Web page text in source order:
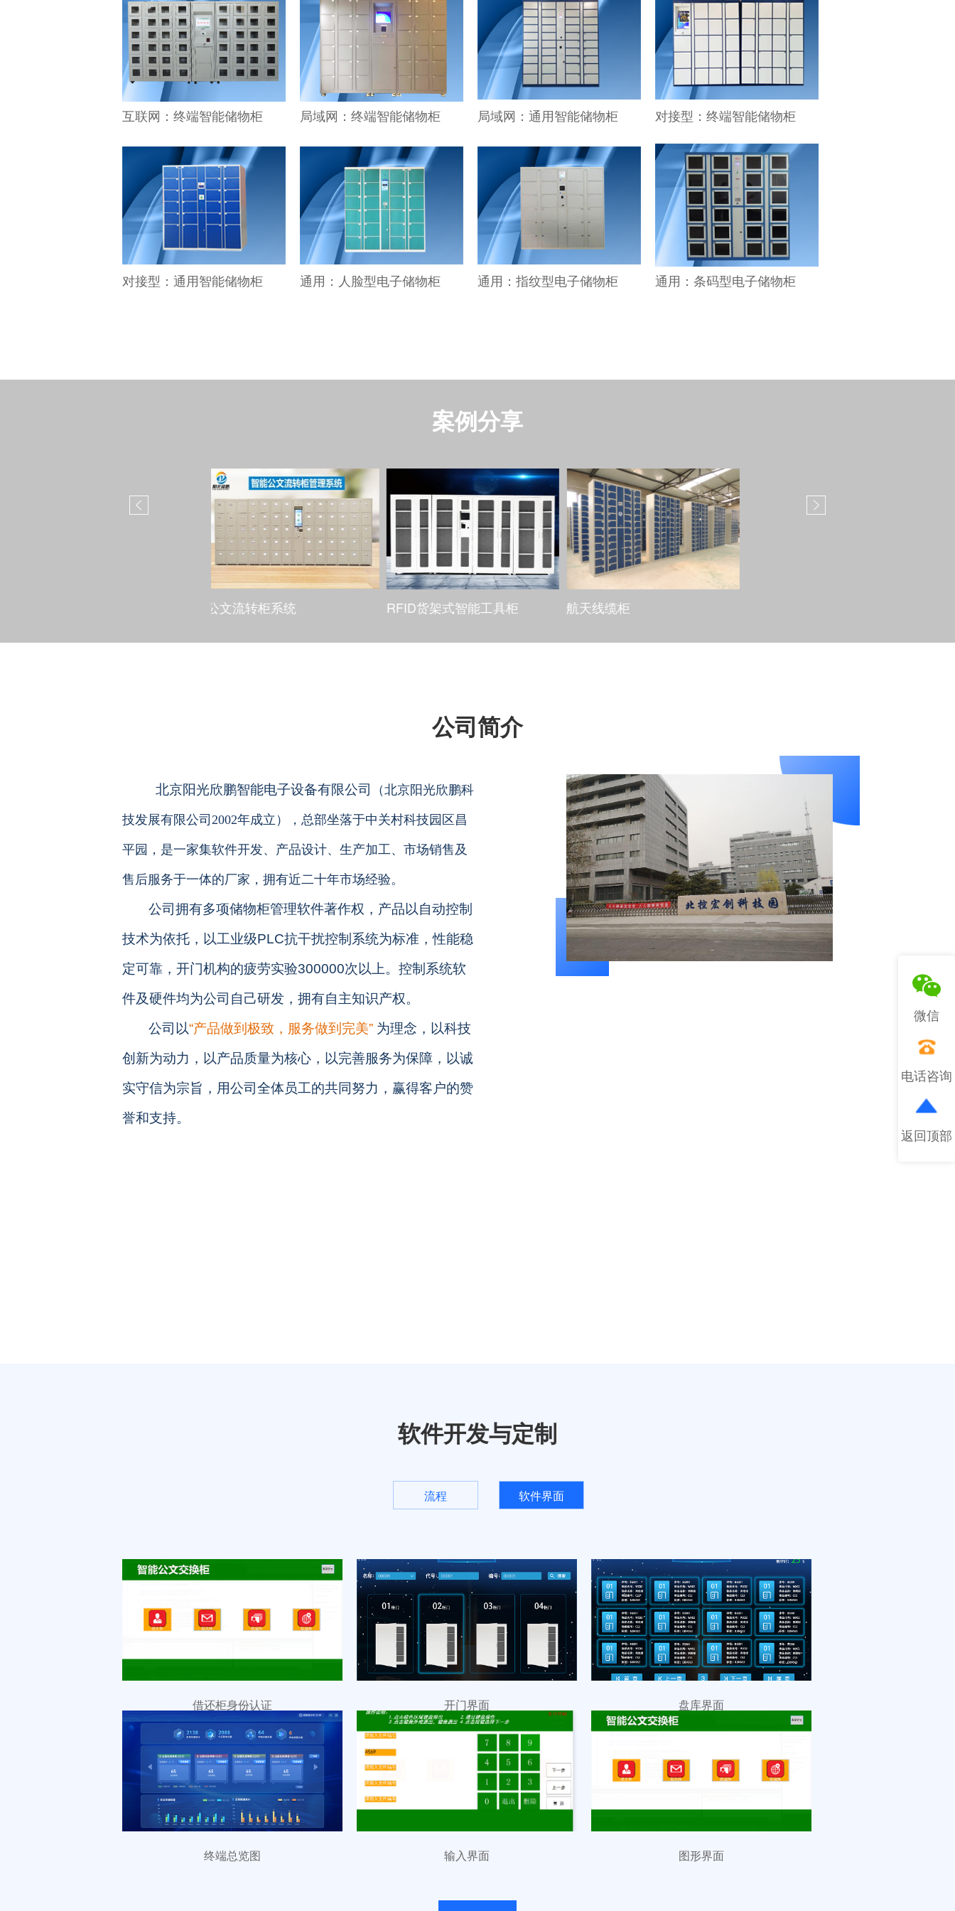
互联网：终端智能储物柜 局域网：终端智能储物柜 局域网：通用智能储物柜 对接型：终端智能储物柜
对接型：通用智能储物柜 通用：人脸型电子储物柜 通用：指纹型电子储物柜 通用：条码型电子储物柜
案例分享
RFID货架式智能工具柜 航天线缆柜 案件存放柜
公司简介
北京阳光欣鹏智能电子设备有限公司 （北京阳光欣鹏科
技发展有限公司2002年成立），总部坐落于中关村科技园区昌
平园，是一家集软件开发、产品设计、生产加工、市场销售及
售后服务于一体的厂家，拥有近二十年市场经验。
公司拥有多项储物柜管理软件著作权，产品以自动控制
技术为依托，以工业级PLC抗干扰控制系统为标准，性能稳
定可靠，开门机构的疲劳实验300000次以上。控制系统软
件及硬件均为公司自己研发，拥有自主知识产权。
公司以“产品做到极致，服务做到完美” 为理念， 以科技
创新为动力，以产品质量为核心，以完善服务为保障，以诚
实守信为宗旨，用公司全体员工的共同努力，赢得客户的赞
誉和支持。
软件开发与定制
流程 软件界面
借还柜身份认证 开门界面 盘库界面
终端总览图 输入界面 图形界面
微信
电话咨询
返回顶部